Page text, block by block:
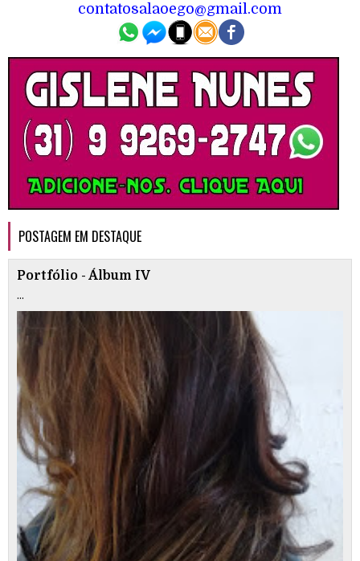
contatosalaoego@gmail.com
POSTAGEM EM DESTAQUE
Portfólio - Álbum IV
...